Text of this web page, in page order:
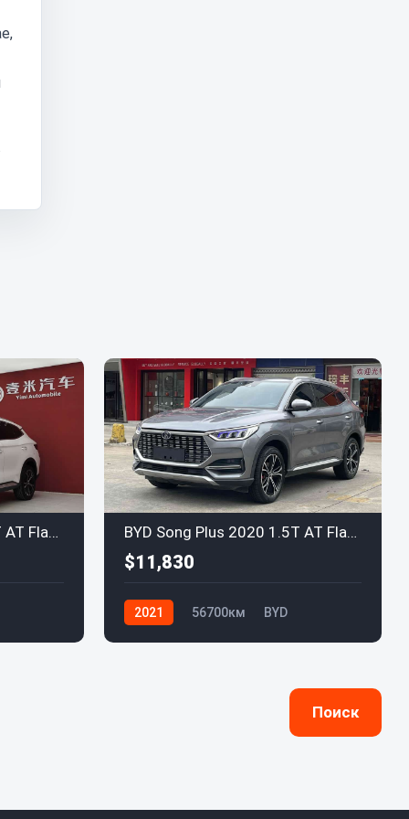
BYD Song Plus 2020 1.5T AT Flagship BYD Song Plus 2020 1.5T AT Flagship
$11,830
2021 56700км BYD
Поиск